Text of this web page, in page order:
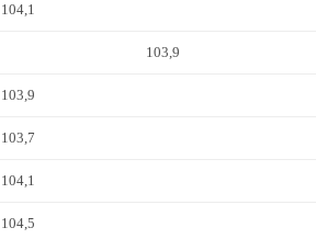
104,1
103,9
103,9
103,7
104,1
104,5